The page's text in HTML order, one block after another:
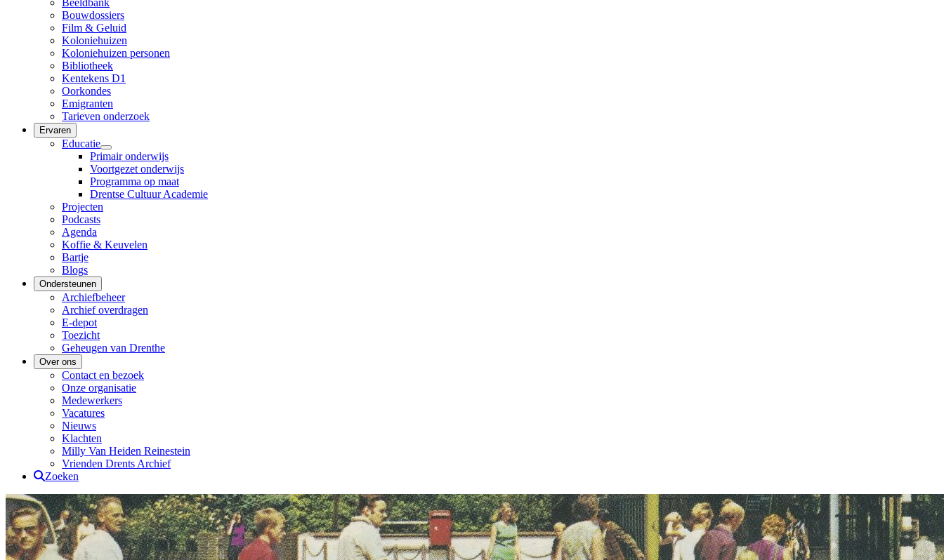
Beeldbank
Bouwdossiers
Film & Geluid
Koloniehuizen
Koloniehuizen personen
Bibliotheek
Kentekens D1
Oorkondes
Emigranten
Tarieven onderzoek
Ervaren
Educatie
Primair onderwijs
Voortgezet onderwijs
Programma op maat
Drentse Cultuur Academie
Projecten
Podcasts
Agenda
Koffie & Keuvelen
Bartje
Blogs
Ondersteunen
Archiefbeheer
Archief overdragen
E-depot
Toezicht
Geheugen van Drenthe
Over ons
Contact en bezoek
Onze organisatie
Medewerkers
Vacatures
Nieuws
Klachten
Milly Van Heiden Reinestein
Vrienden Drents Archief
Zoeken
Drents Archief